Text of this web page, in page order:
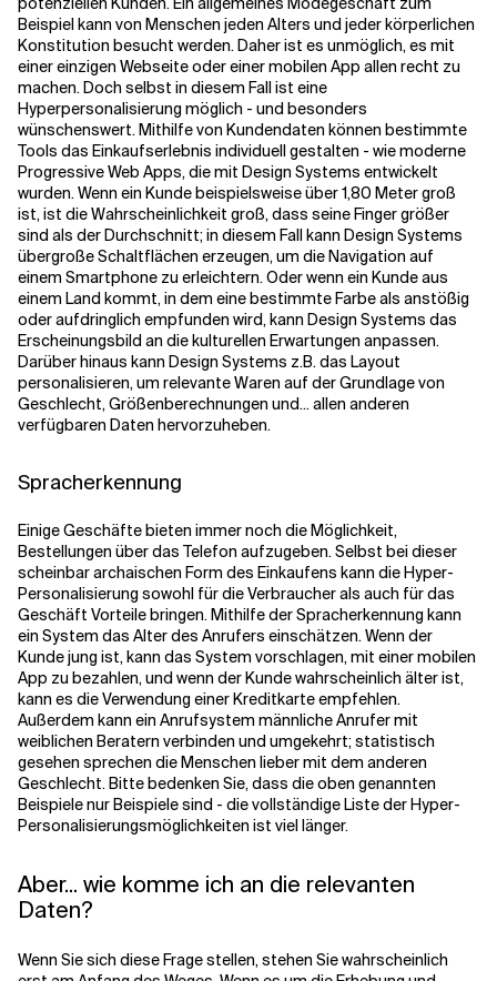
Beispiel kann von Menschen jeden Alters und jeder körperlichen
Konstitution besucht werden. Daher ist es unmöglich, es mit
einer einzigen Webseite oder einer mobilen App allen recht zu
machen. Doch selbst in diesem Fall ist eine
Hyperpersonalisierung möglich - und besonders
wünschenswert. Mithilfe von Kundendaten können bestimmte
Tools das Einkaufserlebnis individuell gestalten - wie moderne
Progressive Web Apps, die mit Design Systems entwickelt
wurden. Wenn ein Kunde beispielsweise über 1,80 Meter groß
ist, ist die Wahrscheinlichkeit groß, dass seine Finger größer
sind als der Durchschnitt; in diesem Fall kann Design Systems
übergroße Schaltflächen erzeugen, um die Navigation auf
einem Smartphone zu erleichtern. Oder wenn ein Kunde aus
einem Land kommt, in dem eine bestimmte Farbe als anstößig
oder aufdringlich empfunden wird, kann Design Systems das
Erscheinungsbild an die kulturellen Erwartungen anpassen.
Darüber hinaus kann Design Systems z.B. das Layout
personalisieren, um relevante Waren auf der Grundlage von
Geschlecht, Größenberechnungen und... allen anderen
verfügbaren Daten hervorzuheben.
Spracherkennung
Einige Geschäfte bieten immer noch die Möglichkeit,
Bestellungen über das Telefon aufzugeben. Selbst bei dieser
scheinbar archaischen Form des Einkaufens kann die Hyper-
Personalisierung sowohl für die Verbraucher als auch für das
Geschäft Vorteile bringen. Mithilfe der Spracherkennung kann
ein System das Alter des Anrufers einschätzen. Wenn der
Kunde jung ist, kann das System vorschlagen, mit einer mobilen
App zu bezahlen, und wenn der Kunde wahrscheinlich älter ist,
kann es die Verwendung einer Kreditkarte empfehlen.
Außerdem kann ein Anrufsystem männliche Anrufer mit
weiblichen Beratern verbinden und umgekehrt; statistisch
gesehen sprechen die Menschen lieber mit dem anderen
Geschlecht. Bitte bedenken Sie, dass die oben genannten
Beispiele nur Beispiele sind - die vollständige Liste der Hyper-
Personalisierungsmöglichkeiten ist viel länger.
Aber... wie komme ich an die relevanten
Daten?
Wenn Sie sich diese Frage stellen, stehen Sie wahrscheinlich